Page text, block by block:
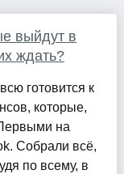
выйдут в
ждать?
готовится к
которые,
на
Собрали всё,
по всему, в